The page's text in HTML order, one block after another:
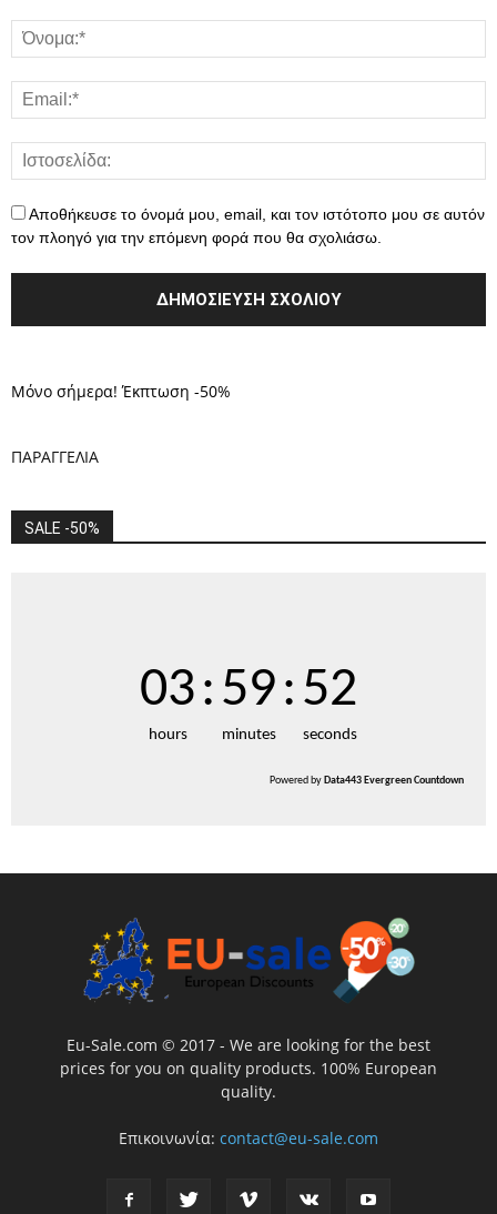
Αποθήκευσε το όνομά μου, email, και τον ιστότοπο μου σε αυτόν
τον πλοηγό για την επόμενη φορά που θα σχολιάσω.
Μόνο σήμερα! Έκπτωση -50%
ΠΑΡΑΓΓΕΛΙΑ
SALE -50%
03
hours
:59
minutes
:52
seconds
Powered by Data443 Evergreen Countdown
Eu-Sale.com © 2017 - We are looking for the best
prices for you on quality products. 100% European
quality.
Επικοινωνία: contact@eu-sale.com